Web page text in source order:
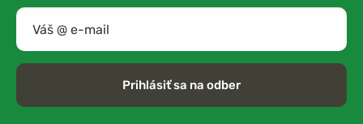
Prihlásiť sa na odber